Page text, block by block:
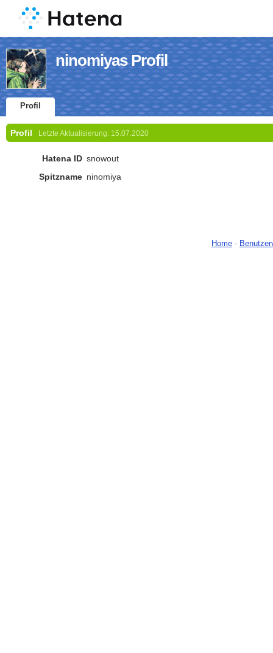
ninomiyas Profil
Profil
Profil Letzte Aktualisierung: 15.07.2020
Hatena ID snowout
Spitzname ninomiya
Home -